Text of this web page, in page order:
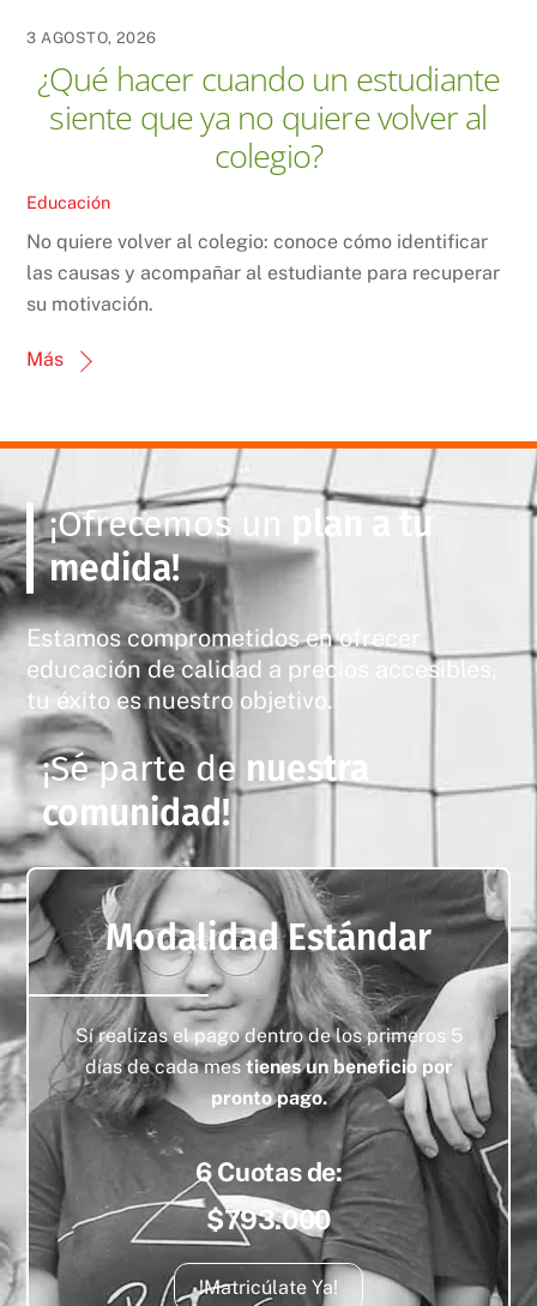
3 AGOSTO, 2026
¿Qué hacer cuando un estudiante
siente que ya no quiere volver al
colegio?
Educación
No quiere volver al colegio: conoce cómo identificar
las causas y acompañar al estudiante para recuperar
su motivación.
Más
¡Ofrecemos un
plan a tu
medida!
Estamos comprometidos en ofrecer
educación de calidad a precios accesibles,
tu éxito es nuestro objetivo.
¡Sé parte de nuestra
comunidad!
Modalidad Estándar
Sí realizas el pago dentro de los primeros 5
días de cada mestienes un beneficio por
pronto pago.
6 Cuotas de:
$793.000
!Matricúlate Ya!